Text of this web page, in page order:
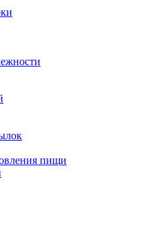
пищи